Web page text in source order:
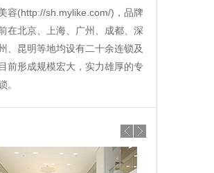
容(http://sh.mylike.com/)，品牌
在北京、上海、广州、成都、深
、昆明等地均设有二十余连锁及
前形成规模宏大，实力雄厚的专
。